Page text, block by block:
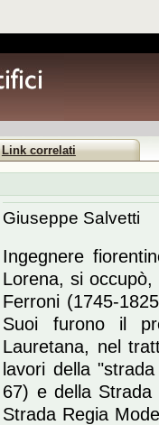
Link correlati
Giuseppe Salvetti
Ingegnere
Lorena, si
Ferroni (1745-
Suoi furono il
Lauretana, nel
lavori della
67) e della Strada
Strada Regia